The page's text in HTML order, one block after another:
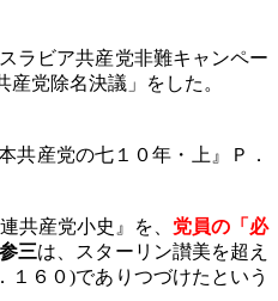
ラビア共産党非難キャンペー
党除名決議」をした。
共産党の七１０年・上』Ｐ．
共産党小史』を、 党員の「必
三は、スターリン讃美を超え
１６０)でありつづけたという